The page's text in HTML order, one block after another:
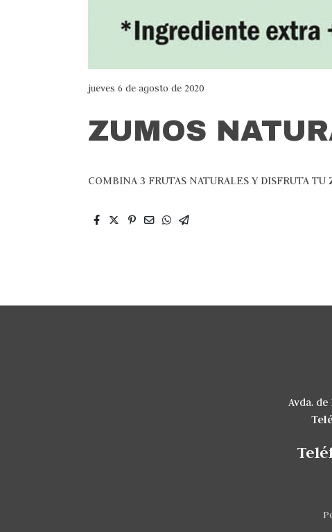
jueves 6 de agosto de 2020
ZUMOS
COMBINA 3 FRUTAS NATURALES Y DISFRUTA
Avda.